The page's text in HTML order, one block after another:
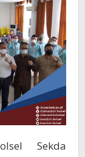
Sekda